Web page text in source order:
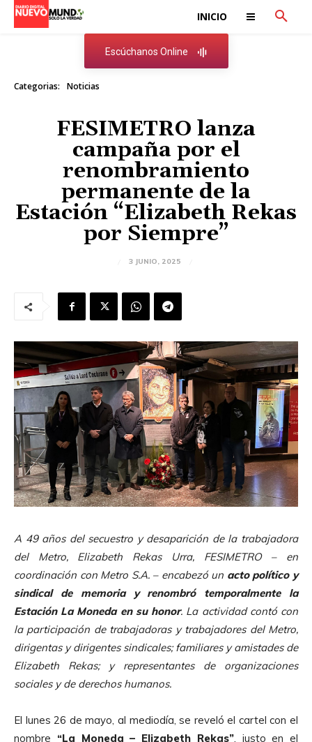
INICIO
Escúchanos Online
Categorias: Noticias
FESIMETRO lanza
campaña por el
renombramiento
permanente de la
Estación “Elizabeth Rekas
por Siempre”
3 JUNIO, 2025
A 49 años del secuestro y desaparición de la trabajadora
del Metro, Elizabeth Rekas Urra, FESIMETRO – en
coordinación con Metro S.A. – encabezó un acto político y
sindical de memoria y renombrótemporalmentela
Estación La Moneda en su honor. La actividad contó con
la participación de trabajadoras y trabajadores del Metro,
dirigentas y dirigentes sindicales; familiares y amistades de
Elizabeth Rekas; y representantes de organizaciones
sociales y de derechos humanos.
El lunes 26 de mayo, al mediodía, se reveló el cartel con el
nombre “La Moneda – Elizabeth Rekas”, justo en el